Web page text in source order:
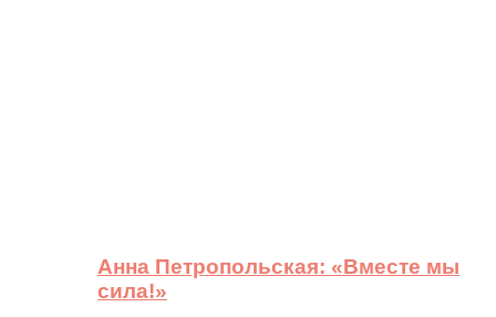
Анна Петропольская: «Вместе мы
сила!»